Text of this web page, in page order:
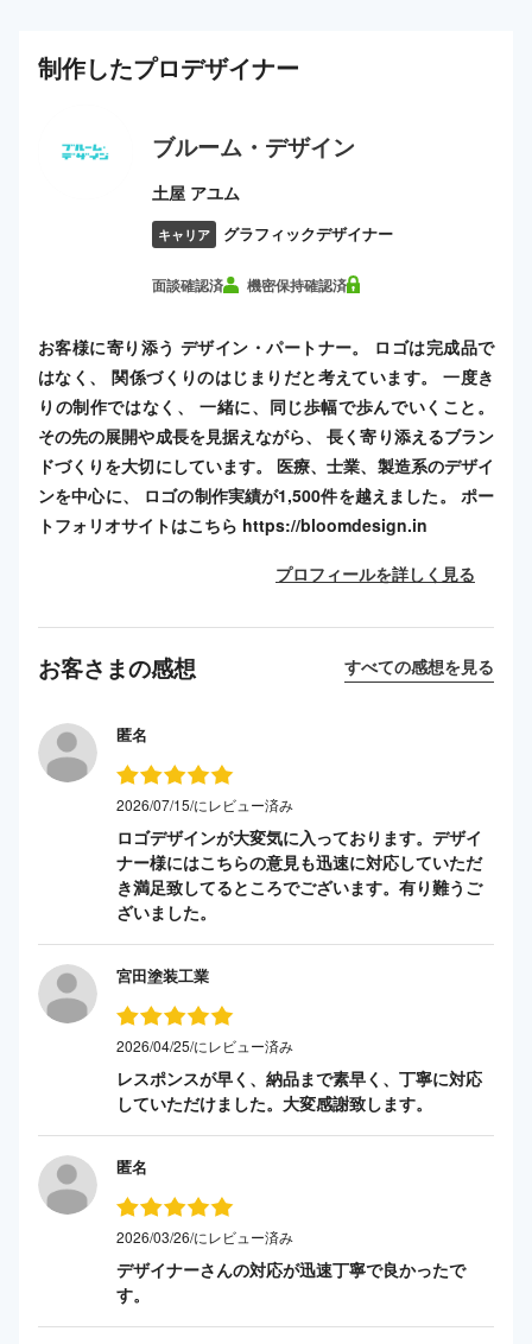
制作したプロデザイナー
ブルーム・デザイン
土屋 アユム
キャリア グラフィックデザイナー
面談確認済 機密保持確認済
お客様に寄り添う デザイン・パートナー。 ロゴは完成品で
はなく、 関係づくりのはじまりだと考えています。 一度き
りの制作ではなく、 一緒に、同じ歩幅で歩んでいくこと。
その先の展開や成長を見据えながら、 長く寄り添えるブラン
ドづくりを大切にしています。 医療、士業、製造系のデザイ
ンを中心に、 ロゴの制作実績が1,500件を越えました。 ポー
トフォリオサイトはこちら https://bloomdesign.in
プロフィールを詳しく見る
お客さまの感想 すべての感想を見る
匿名
2026/07/15/にレビュー済み
ロゴデザインが大変気に入っております。デザイ
ナー様にはこちらの意見も迅速に対応していただ
き満足致してるところでございます。有り難うご
ざいました。
宮田塗装工業
2026/04/25/にレビュー済み
レスポンスが早く、納品まで素早く、丁寧に対応
していただけました。大変感謝致します。
匿名
2026/03/26/にレビュー済み
デザイナーさんの対応が迅速丁寧で良かったで
す。